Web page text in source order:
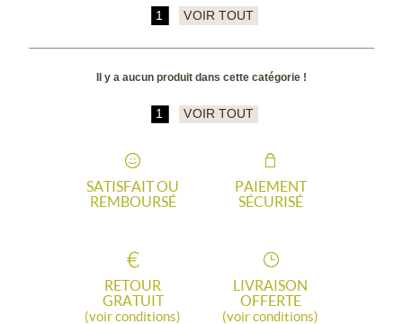
1 VOIR TOUT
Il y a aucun produit dans cette catégorie !
1 VOIR TOUT
SATISFAIT OU
REMBOURSÉ
PAIEMENT
SÉCURISÉ
RETOUR
GRATUIT
(voir conditions)
LIVRAISON
OFFERTE
(voir conditions)